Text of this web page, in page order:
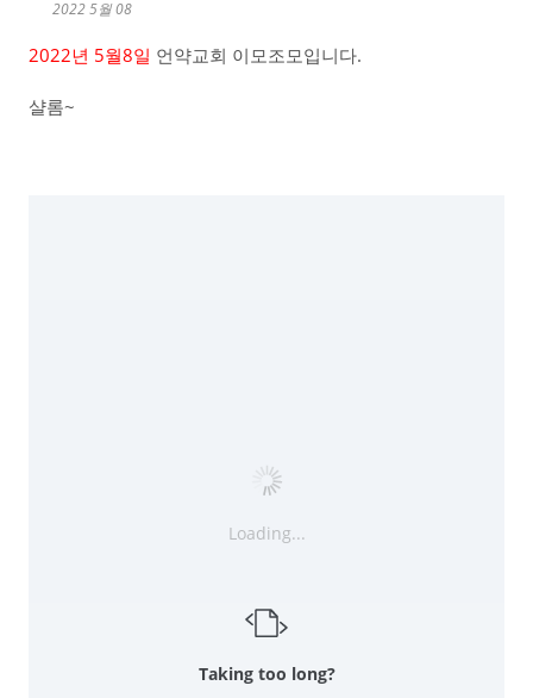
2022 5월 08
2022년 5월8일 언약교회 이모조모입니다.
샬롬~
Loading...
Taking too long?